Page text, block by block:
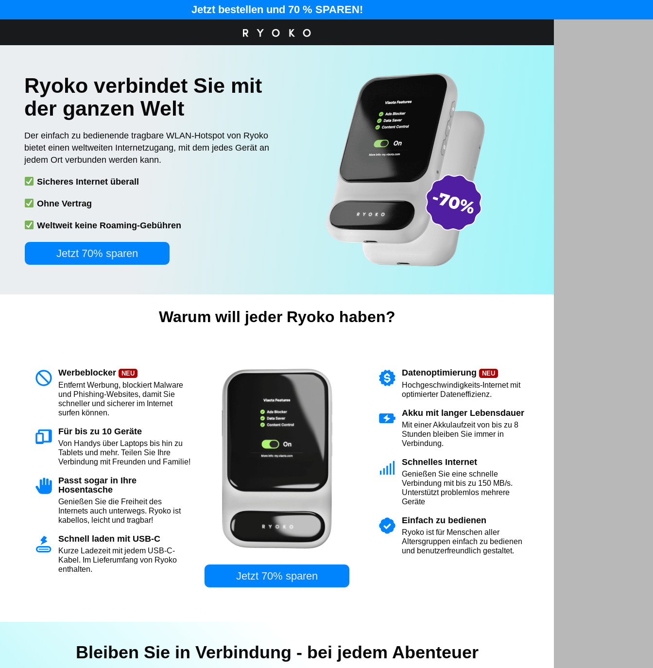
Jetzt bestellen und 70 % SPAREN!
Ryoko verbindet Sie mit
der ganzen Welt
Der einfach zu bedienende tragbare WLAN-Hotspot von Ryoko
bietet einen weltweiten Internetzugang, mit dem jedes Gerät an
jedem Ort verbunden werden kann.
Sicheres Internet überall
Ohne Vertrag
Weltweit keine Roaming-Gebühren
Jetzt 70% sparen
Warum will jeder Ryoko haben?
Werbeblocker NEU
Entfernt Werbung, blockiert Malware
und Phishing-Websites, damit Sie
schneller und sicherer im Internet
surfen können.
Für bis zu 10 Geräte
Von Handys über Laptops bis hin zu
Tablets und mehr. Teilen Sie Ihre
Verbindung mit Freunden und Familie!
Passt sogar in Ihre
Hosentasche
Genießen Sie die Freiheit des
Internets auch unterwegs. Ryoko ist
kabellos, leicht und tragbar!
Schnell laden mit USB-C
Kurze Ladezeit mit jedem USB-C-
Kabel. Im Lieferumfang von Ryoko
enthalten.
Jetzt 70% sparen
Datenoptimierung NEU
Hochgeschwindigkeits-Internet mit
optimierter Dateneffizienz.
Akku mit langer Lebensdauer
Mit einer Akkulaufzeit von bis zu 8
Stunden bleiben Sie immer in
Verbindung.
Schnelles Internet
Genießen Sie eine schnelle
Verbindung mit bis zu 150 MB/s.
Unterstützt problemlos mehrere
Geräte
Einfach zu bedienen
Ryoko ist für Menschen aller
Altersgruppen einfach zu bedienen
und benutzerfreundlich gestaltet.
Bleiben Sie in Verbindung - bei jedem Abenteuer